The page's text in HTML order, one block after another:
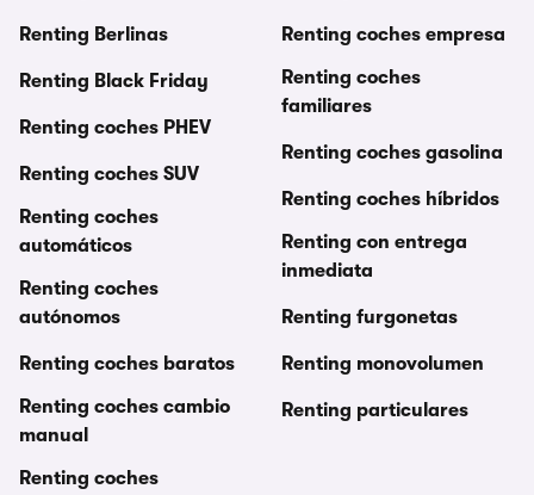
Renting Berlinas
Renting Black Friday
Renting coches PHEV
Renting coches SUV
Renting coches
automáticos
Renting coches
autónomos
Renting coches baratos
Renting coches cambio
manual
Renting coches
Renting coches empresa
Renting coches
familiares
Renting coches gasolina
Renting coches híbridos
Renting con entrega
inmediata
Renting furgonetas
Renting monovolumen
Renting particulares